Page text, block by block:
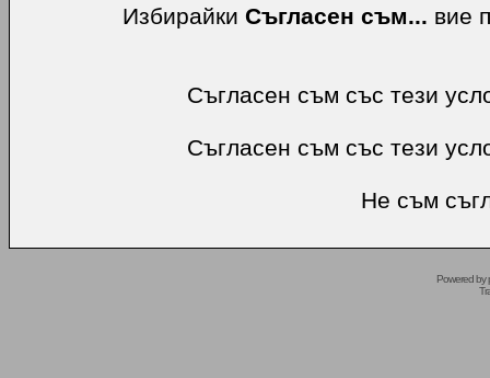
Избирайки Съгласен съм... вие
Съгласен съм със тези
Съгласен съм със тези
Не съм
Powered by